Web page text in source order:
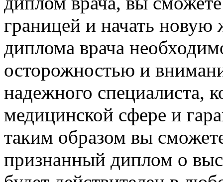
границей и начать
диплома врача
осторожностью и
надежного специалиста,
медицинской сфере и
таким образом вы
признанный диплом о